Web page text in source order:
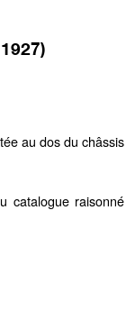
au dos du
catalogue